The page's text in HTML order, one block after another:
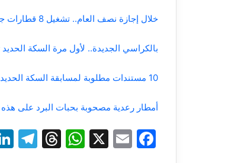
خلال إجازة نصف العام.. تشغيل 8 قطارات جديدة من القاهرة إلى الأقصر وأسوان (والعكس)
بالكراسي الجديدة.. لأول مرة السكة
10 مستندات مطلوبة لمسابقة السكة الحديد 2025 …تعرف عليها
أمطار رعدية مصحوبة بحبات البرد على هذه
F
E
X
W
T
T